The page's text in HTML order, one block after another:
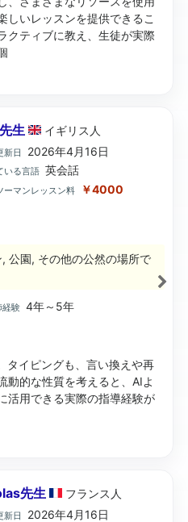
しいレッスンを提供できるこ
クティブに教え、生徒が実際
生 イギリス 人
新日 2026年4月16日
いる言語 英会話
ーマンレッスン料 ￥4000
公園, その他の公然の場所で
経験 4年～5年
タイピングも、言い換えや再
動的な性質を考えると、AIよ
活用できる実際の指導経験が
先生 フランス 人
新日 2026年4月16日